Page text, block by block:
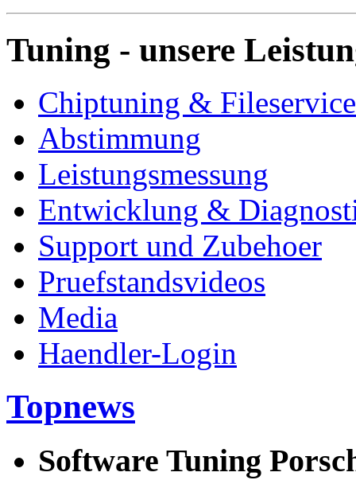
Tuning - unsere
Chiptuning & Fileservice
Abstimmung
Leistungsmessung
Entwicklung &
Support und Zubehoer
Pruefstandsvideos
Media
Haendler-Login
Topnews
Software Tuning